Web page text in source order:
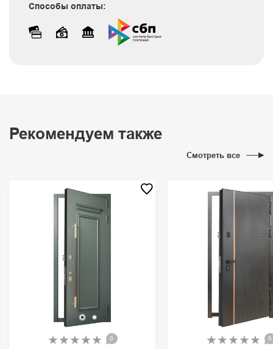
Способы оплаты:
Рекомендуем также
Смотреть все
0 0